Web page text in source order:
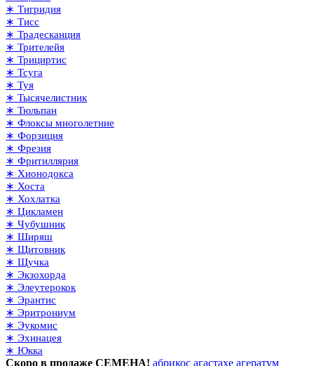
∗ Тигридия
∗ Тисс
∗ Традесканция
∗ Трителейя
∗ Трициртис
∗ Тсуга
∗ Туя
∗ Тысячелистник
∗ Тюльпан
∗ Флоксы многолетние
∗ Форзиция
∗ Фрезия
∗ Фритиллярия
∗ Хионодокса
∗ Хоста
∗ Хохлатка
∗ Цикламен
∗ Чубушник
∗ Ширяш
∗ Щитовник
∗ Щучка
∗ Экзохорда
∗ Элеутерокок
∗ Эрантис
∗ Эритрониум
∗ Эукомис
∗ Эхинацея
∗ Юкка
Скоро в продаже СЕМЕНА! абрикос агастахе агератум